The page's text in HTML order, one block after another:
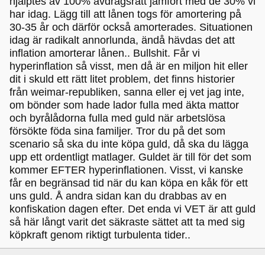
har idag. Lägg till att lånen togs för amortering på
30-35 år och därför också amorterades. Situationen
idag är radikalt annorlunda, ändå hävdas det att
inflation amorterar lånen.. Bullshit. Får vi
hyperinflation så visst, men då är en miljon hit eller
dit i skuld ett rätt litet problem, det finns historier
från weimar-republiken, sanna eller ej vet jag inte,
om bönder som hade lador fulla med äkta mattor
och byrålådorna fulla med guld när arbetslösa
försökte föda sina familjer. Tror du på det som
scenario så ska du inte köpa guld, då ska du lägga
upp ett ordentligt matlager. Guldet är till för det som
kommer EFTER hyperinflationen. Visst, vi kanske
får en begränsad tid när du kan köpa en kåk för ett
uns guld. Å andra sidan kan du drabbas av en
konfiskation dagen efter. Det enda vi VET är att guld
så här långt varit det säkraste sättet att ta med sig
köpkraft genom riktigt turbulenta tider..